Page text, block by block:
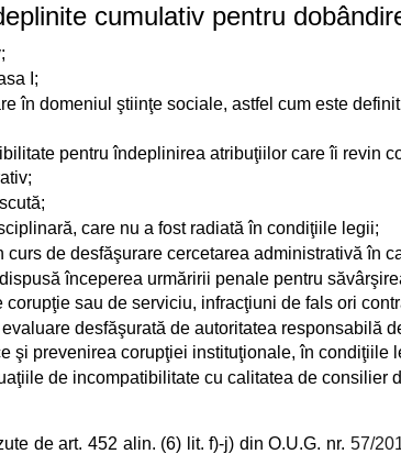
cumulativ pentru
I;
în domeniul ştiinţe sociale, astfel cum este
pentru îndeplinirea atribuţiilor care îi revin
care nu a fost radiată în condiţiile legii;
curs de desfăşurare cercetarea administrativă în
începerea urmăririi penale pentru
sau de serviciu, infracţiuni de fals ori
desfăşurată de autoritatea responsabilă
şi prevenirea corupţiei instituţionale, în condiţiile
de incompatibilitate cu calitatea de consilier
deart. 452 alin. (6) lit. f)-j) din O.U.G. nr. 57/